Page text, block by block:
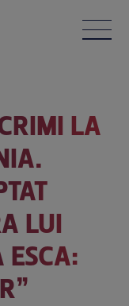
LA
LUI
ESCA: